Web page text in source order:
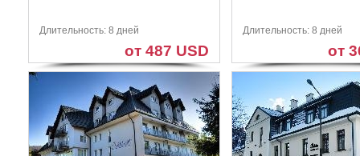
Длительность: 8 дней
от 487 USD
Длительность: 8 дней
от